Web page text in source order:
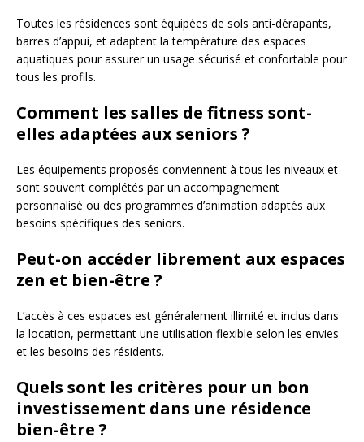
Toutes les résidences sont équipées de sols anti-dérapants,
barres d’appui, et adaptent la température des espaces
aquatiques pour assurer un usage sécurisé et confortable pour
tous les profils.
Comment les salles de fitness sont-
elles adaptées aux seniors ?
Les équipements proposés conviennent à tous les niveaux et
sont souvent complétés par un accompagnement
personnalisé ou des programmes d’animation adaptés aux
besoins spécifiques des seniors.
Peut-on accéder librement aux espaces
zen et bien-être ?
L’accès à ces espaces est généralement illimité et inclus dans
la location, permettant une utilisation flexible selon les envies
et les besoins des résidents.
Quels sont les critères pour un bon
investissement dans une résidence
bien-être ?